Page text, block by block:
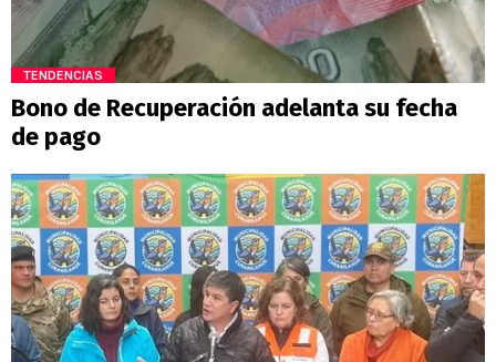
TENDENCIAS
Bono de Recuperación adelanta su fecha
de pago